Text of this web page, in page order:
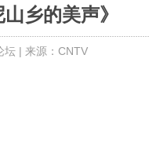
乡的美声》
坛 | 来源：CNTV